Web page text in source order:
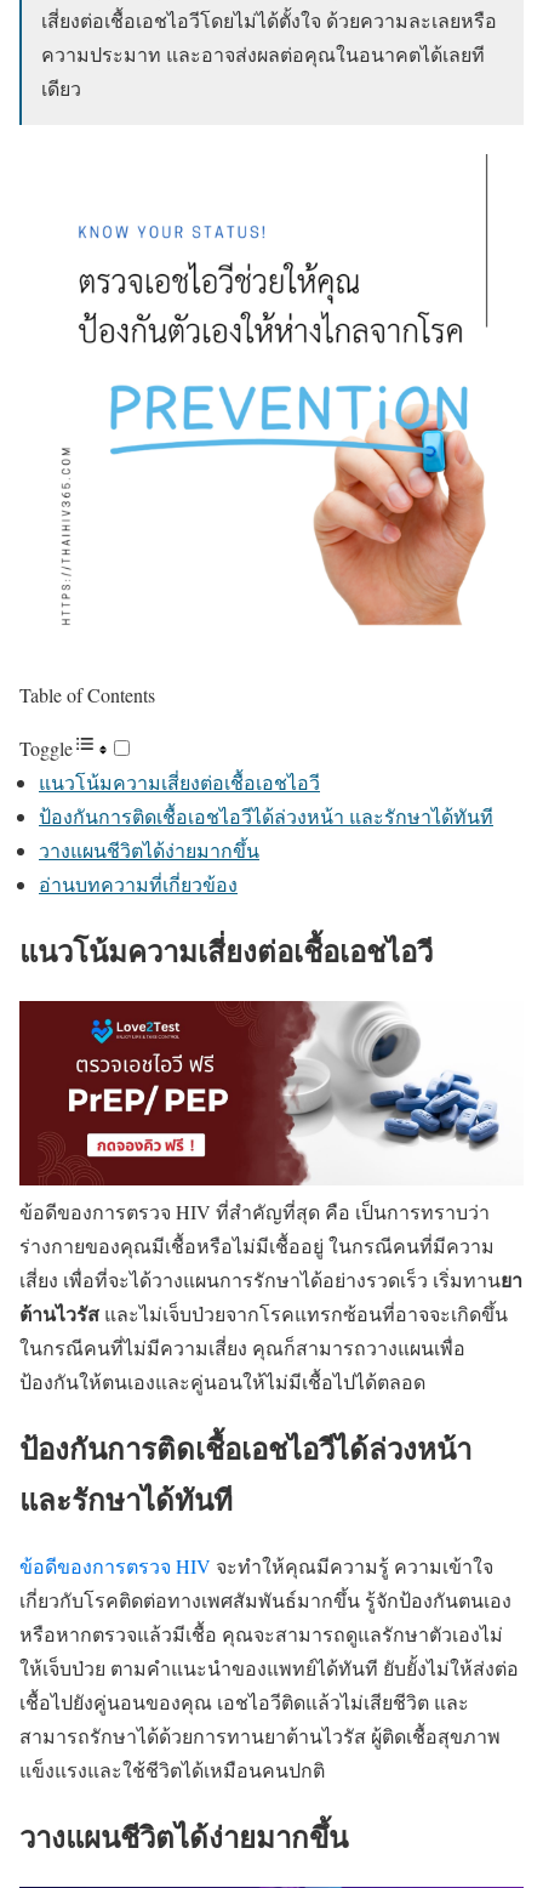
เสี่ยงต่อเชื้อเอชไอวีโดยไม่ได้ตั้งใจ ด้วยความละเลยหรือ
ความประมาท และอาจส่งผลต่อคุณในอนาคตได้เลยที
เดียว
Table of Contents
Toggle
แนวโน้มความเสี่ยงต่อเชื้อเอชไอวี
ป้องกันการติดเชื้อเอชไอวีได้ล่วงหน้า และรักษาได้ทันที
วางแผนชีวิตได้ง่ายมากขึ้น
อ่านบทความที่เกี่ยวข้อง
แนวโน้มความเสี่ยงต่อเชื้อเอชไอวี
ข้อดีของการตรวจ HIV ที่สำคัญที่สุด คือ เป็นการทราบว่า
ร่างกายของคุณมีเชื้อหรือไม่มีเชื้ออยู่ ในกรณีคนที่มีความ
เสี่ยง เพื่อที่จะได้วางแผนการรักษาได้อย่างรวดเร็ว เริ่มทานยา
ต้านไวรัส และไม่เจ็บป่วยจากโรคแทรกซ้อนที่อาจจะเกิดขึ้น
ในกรณีคนที่ไม่มีความเสี่ยง คุณก็สามารถวางแผนเพื่อ
ป้องกันให้ตนเองและคู่นอนให้ไม่มีเชื้อไปได้ตลอด
ป้องกันการติดเชื้อเอชไอวีได้ล่วงหน้า
และรักษาได้ทันที
ข้อดีของการตรวจ HIV จะทำให้คุณมีความรู้ ความเข้าใจ
เกี่ยวกับโรคติดต่อทางเพศสัมพันธ์มากขึ้น รู้จักป้องกันตนเอง
หรือหากตรวจแล้วมีเชื้อ คุณจะสามารถดูแลรักษาตัวเองไม่
ให้เจ็บป่วย ตามคำแนะนำของแพทย์ได้ทันที ยับยั้งไม่ให้ส่งต่อ
เชื้อไปยังคู่นอนของคุณ เอชไอวีติดแล้วไม่เสียชีวิต และ
สามารถรักษาได้ด้วยการทานยาต้านไวรัส ผู้ติดเชื้อสุขภาพ
แข็งแรงและใช้ชีวิตได้เหมือนคนปกติ
วางแผนชีวิตได้ง่ายมากขึ้น